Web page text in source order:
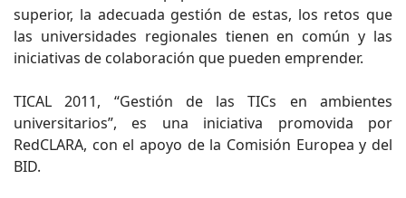
superior, la adecuada gestión de estas, los retos que
las universidades regionales tienen en común y las
iniciativas de colaboración que pueden emprender.
TICAL 2011, “Gestión de las TICs en ambientes
universitarios”, es una iniciativa promovida por
RedCLARA, con el apoyo de la Comisión Europea y del
BID.